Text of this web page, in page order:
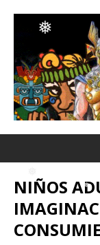
❅
❅
NIÑOS